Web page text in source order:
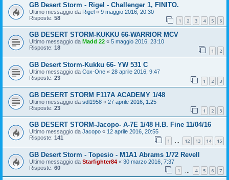
GB Desert Storm - Rigel - Challenger 1, FINITO.
Ultimo messaggio da Rigel « 9 maggio 2016, 20:30
Risposte: 58 1 2 3 4 5 6
GB DESERT STORM-KUKKU 66-WARRIOR MCV
Ultimo messaggio da Madd 22 « 5 maggio 2016, 23:10
Risposte: 18 1 2
GB Desert Storm-Kukku 66- YW 531 C
Ultimo messaggio da Cox-One « 28 aprile 2016, 9:47
Risposte: 23 1 2 3
GB DESERT STORM F117A ACADEMY 1/48
Ultimo messaggio da sdl1958 « 27 aprile 2016, 1:25
Risposte: 23 1 2 3
GB DESERT STORM-Jacopo- A-7E 1/48 H.B. Fine 11/04/16
Ultimo messaggio da Jacopo « 12 aprile 2016, 20:55
Risposte: 141 1 … 12 13 14 15
GB Desert Storm - Topesio - M1A1 Abrams 1/72 Revell
Ultimo messaggio da Starfighter84 « 30 marzo 2016, 7:37
Risposte: 60 1 4 5 6 7